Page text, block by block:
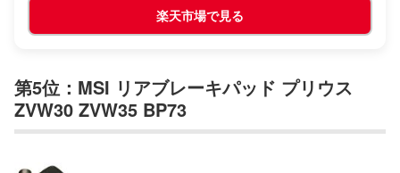
楽天市場で見る
第5位：MSI リアブレーキパッド プリウス
ZVW30 ZVW35 BP73